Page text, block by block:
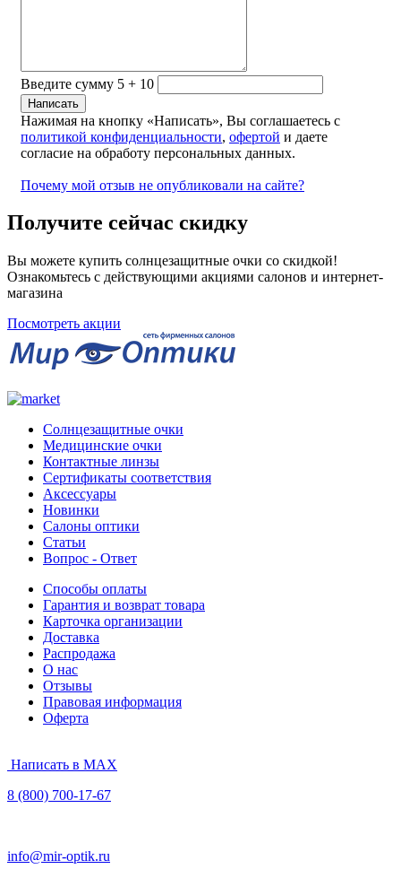
Введите сумму 5 + 10
Нажимая на кнопку «Написать», Вы соглашаетесь с
политикой конфиденциальности, офертой и даете
согласие на обработу персональных данных.
Почему мой отзыв не опубликовали на сайте?
Получите сейчас скидку
Вы можете купить солнцезащитные очки со скидкой!
Ознакомьтесь с действующими акциями салонов и интернет-
магазина
Посмотреть акции
Солнцезащитные очки
Медицинские очки
Контактные линзы
Сертификаты соответствия
Аксессуары
Новинки
Салоны оптики
Статьи
Вопрос - Ответ
Способы оплаты
Гарантия и возврат товара
Карточка организации
Доставка
Распродажа
О нас
Отзывы
Правовая информация
Оферта
Написать в MAX
8 (800) 700-17-67
info@mir-optik.ru